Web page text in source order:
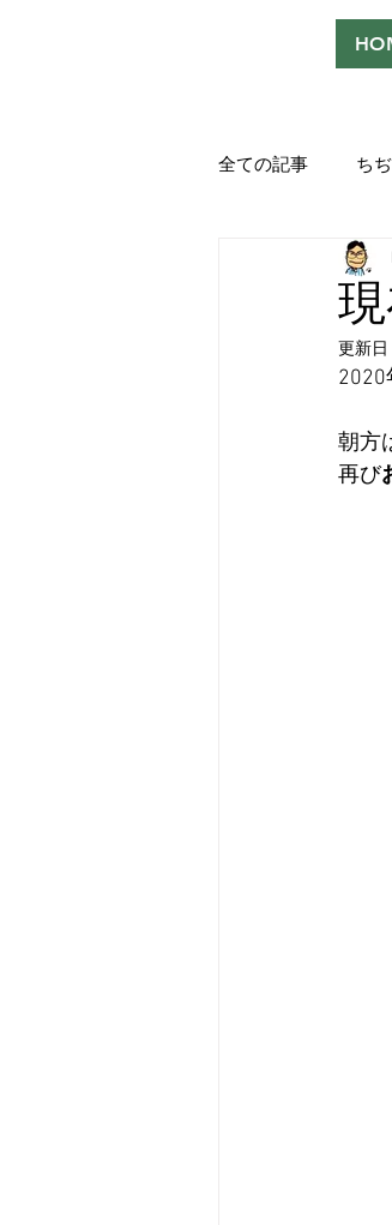
全ての記事 ち
役者として、
吹き替えが好
Saturdeay
更新日
2020
朝方
再び